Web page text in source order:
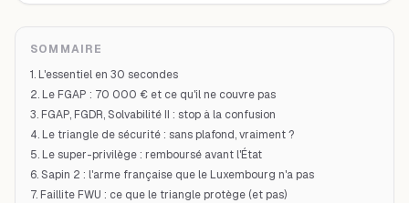
SOMMAIRE
1. L'essentiel en 30 secondes
2. Le FGAP : 70 000 € et ce qu'il ne couvre pas
3. FGAP, FGDR, Solvabilité II : stop à la confusion
4. Le triangle de sécurité : sans plafond, vraiment ?
5. Le super-privilège : remboursé avant l'État
6. Sapin 2 : l'arme française que le Luxembourg n'a pas
7. Faillite FWU : ce que le triangle protège (et pas)